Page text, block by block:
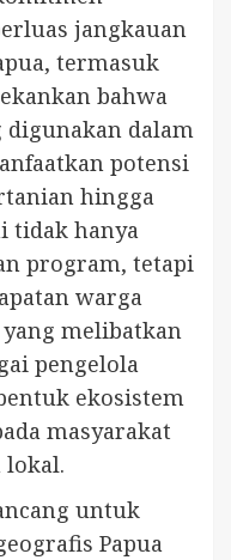
jangkauan
termasuk
bahwa
dalam
potensi
hingga
tidak hanya
program, tetapi
warga
melibatkan
pengelola
ekosistem
masyarakat
lokal.
untuk
Papua